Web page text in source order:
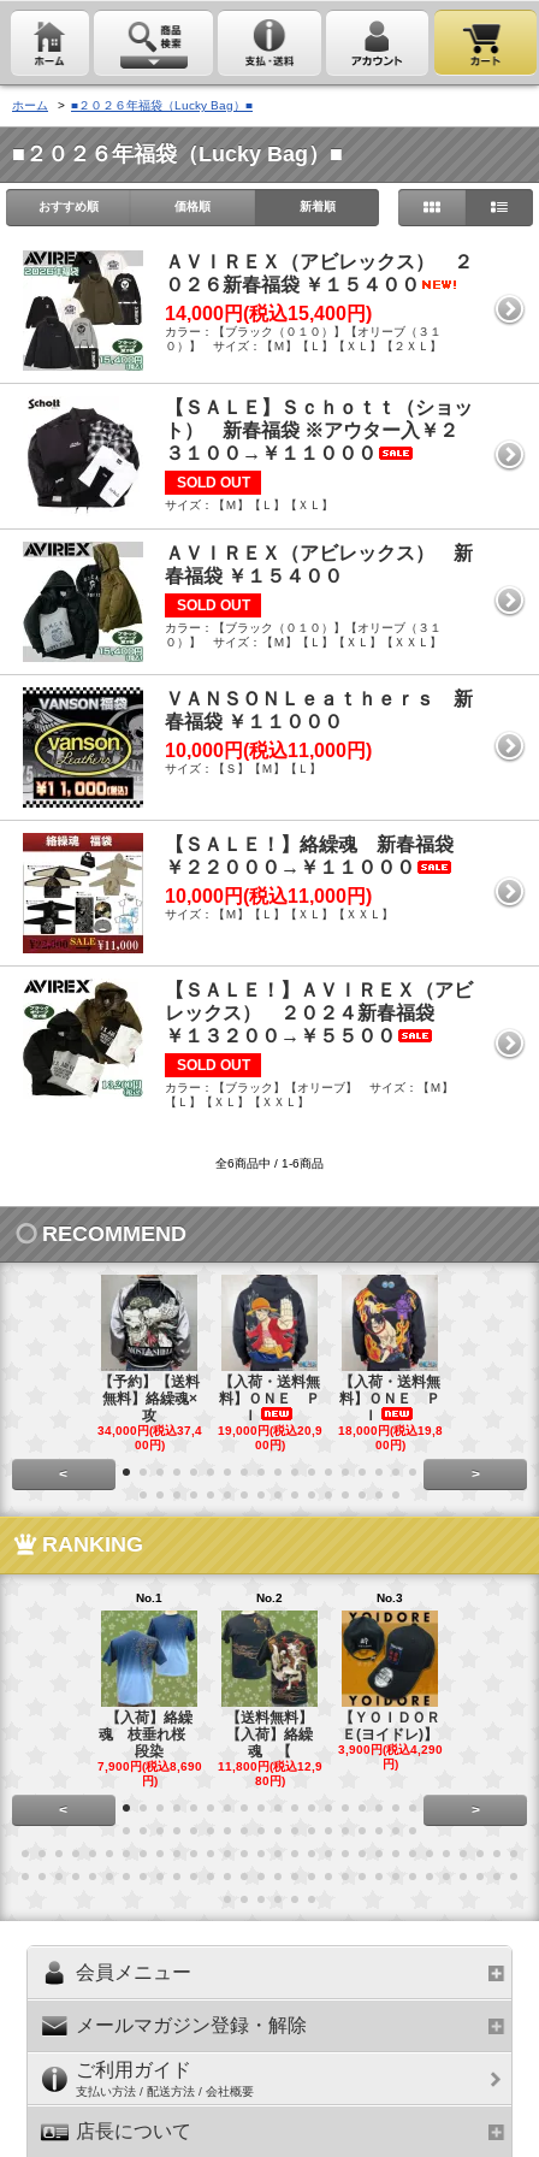
ホーム > ■２０２６年福袋（Lucky Bag）■
■２０２６年福袋（Lucky Bag）■
おすすめ順 価格順 新着順
ＡＶＩＲＥＸ（アビレックス） ２
０２６新春福袋 ￥１５４００
14,000円(税込15,400円)
カラー：【ブラック（０１０）】【オリーブ（３１
０）】 サイズ：【Ｍ】【Ｌ】【ＸＬ】【２ＸＬ】
【ＳＡＬＥ】Ｓｃｈｏｔｔ（ショッ
ト） 新春福袋 ※アウター入￥２
３１００→￥１１０００
SOLD OUT
サイズ：【Ｍ】【Ｌ】【ＸＬ】
ＡＶＩＲＥＸ（アビレックス） 新
春福袋 ￥１５４００
SOLD OUT
カラー：【ブラック（０１０）】【オリーブ（３１
０）】 サイズ：【Ｍ】【Ｌ】【ＸＬ】【ＸＸＬ】
ＶＡＮＳＯＮＬｅａｔｈｅｒｓ 新
春福袋 ￥１１０００
10,000円(税込11,000円)
サイズ：【Ｓ】【Ｍ】【Ｌ】
【ＳＡＬＥ！】絡繰魂 新春福袋
￥２２０００→￥１１０００
10,000円(税込11,000円)
サイズ：【Ｍ】【Ｌ】【ＸＬ】【ＸＸＬ】
【ＳＡＬＥ！】ＡＶＩＲＥＸ（アビ
レックス） ２０２４新春福袋
￥１３２００→￥５５００
SOLD OUT
カラー：【ブラック】【オリーブ】 サイズ：【Ｍ】
【Ｌ】【ＸＬ】【ＸＸＬ】
全6商品中 / 1-6商品
RECOMMEND
【予約】【送料
無料】絡繰魂×
攻
34,000円(税込37,4
00円)
【入荷・送料無
料】ＯＮＥ Ｐ
Ｉ
19,000円(税込20,9
00円)
【入荷・送料無
料】ＯＮＥ Ｐ
Ｉ
18,000円(税込19,8
00円)
< >
RANKING
No.1
【入荷】絡繰
魂 枝垂れ桜
段染
7,900円(税込8,690
円)
No.2
【送料無料】
【入荷】絡繰
魂 【
11,800円(税込12,9
80円)
No.3
【ＹＯＩＤＯＲ
Ｅ(ヨイドレ)】
3,900円(税込4,290
円)
< >
会員メニュー
メールマガジン登録・解除
ご利用ガイド
支払い方法 / 配送方法 / 会社概要
店長について